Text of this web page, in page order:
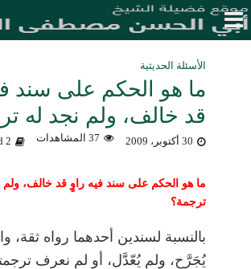
الأسئلة الحديثية
ما هو الحكم على سند
قد خالف، ولم نجد له
30 أكتوبر، 2009 37 المشاهدات 2 Min Read
ما هو الحكم على سند فيه راوٍ قد خالف، ولم
ترجمة؟
بالنسبة لسندين أحدهما رواه ثقة،
يُجَرَّح، ولم يُعّدَّل، أو لم نعرف